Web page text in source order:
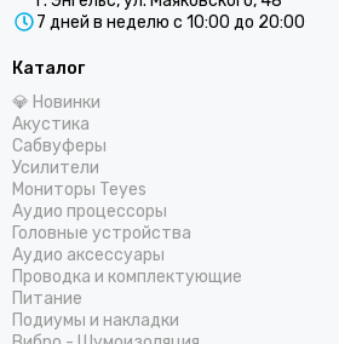
Centurion
CDT
Challenger
СтартВольт
DEGO
DD Audio
DAXX
Dunobil
D/S/D
ESB Audio
7 дней в неделю с 10:00 до 20:00
Каталог
💎 Новинки
Акустика
Сабвуферы
Усилители
Мониторы Teyes
Аудио процессоры
Головные устройства
Аудио аксессуары
Проводка и комплектующие
Питание
Подиумы и накладки